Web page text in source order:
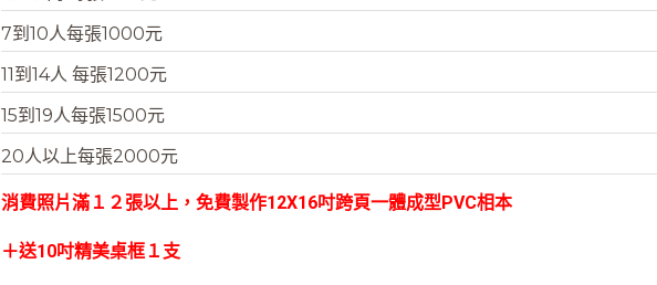
7到10人每張1000元
11到14人 每張1200元
15到19人每張1500元
20人以上每張2000元
消費照片滿１２張以上，免費製作12X16吋跨頁一體成型PVC相本
＋送10吋精美桌框１支